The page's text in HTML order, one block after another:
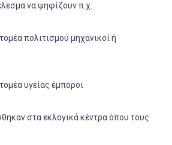
να ψηφίζουν π.χ:
πολιτισμού μηχανικοί ή
υγείας έμποροι
στα εκλογικά κέντρα όπου τους